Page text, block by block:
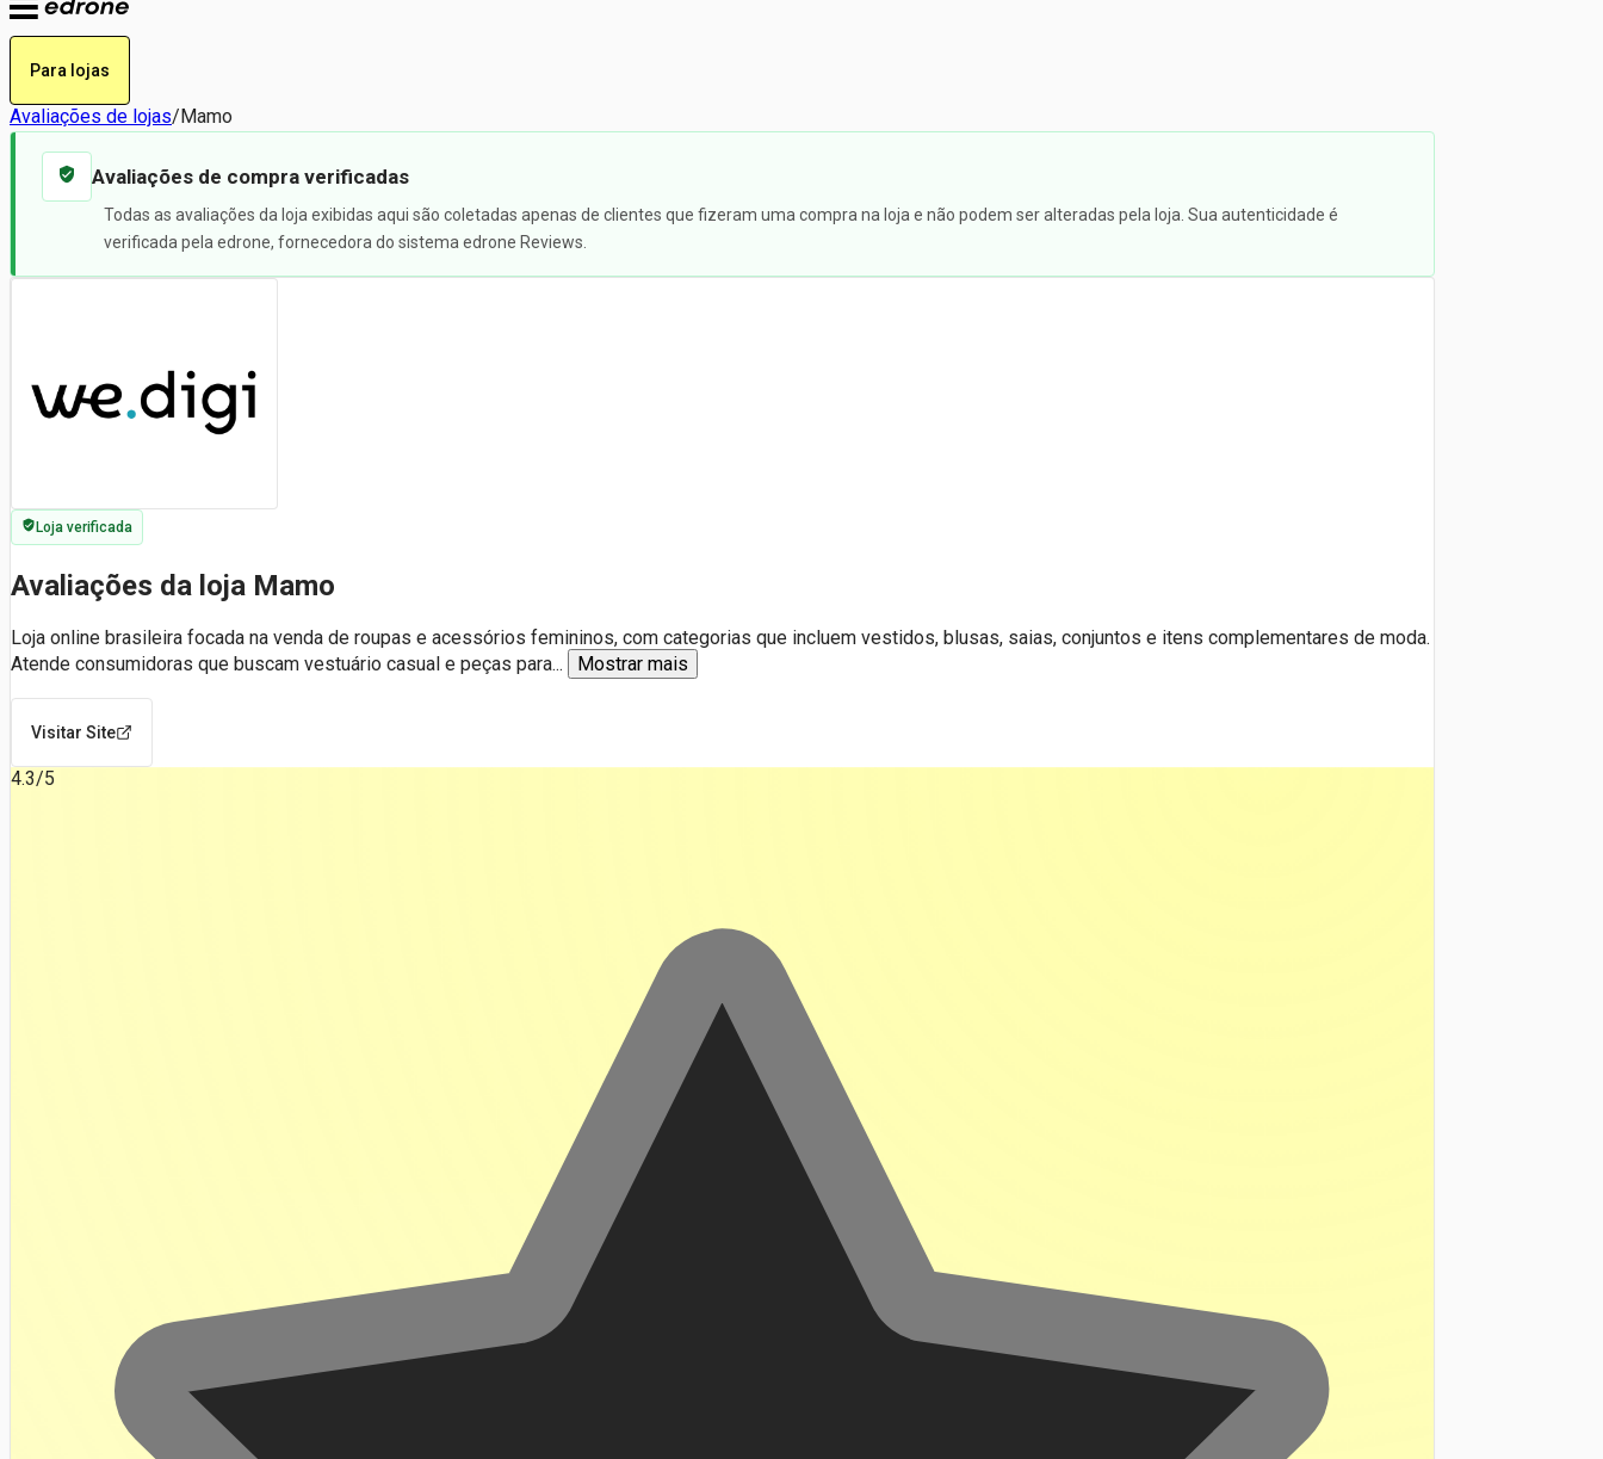
Para lojas
Avaliações de lojas/Mamo
Avaliações de compra verificadas
Todas as avaliações da loja exibidas aqui são coletadas apenas de clientes que fizeram uma compra na loja e não podem ser alteradas pela loja. Sua autenticidade é
verificada pela edrone, fornecedora do sistema edrone Reviews.
Loja verificada
Avaliações da loja Mamo
Loja online brasileira focada na venda de roupas e acessórios femininos, com categorias que incluem vestidos, blusas, saias, conjuntos e itens complementares de moda.
Atende consumidoras que buscam vestuário casual e peças para... Mostrar mais
Visitar Site
4.3/5